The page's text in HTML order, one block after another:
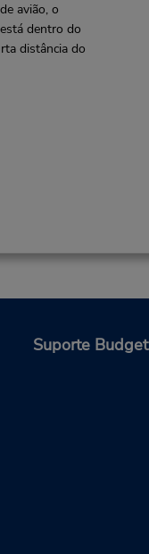
avião, o
dentro do
distância do
Suporte Budget